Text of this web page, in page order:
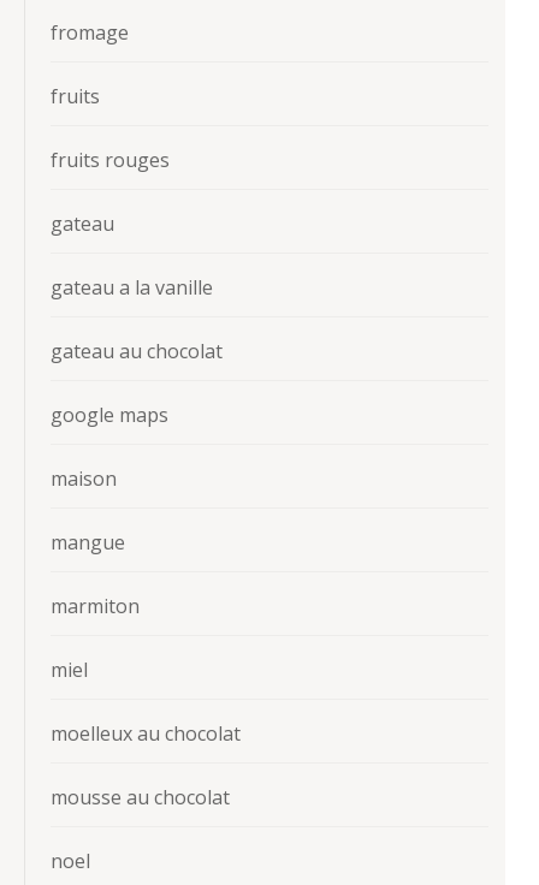
fromage
fruits
fruits rouges
gateau
gateau a la vanille
gateau au chocolat
google maps
maison
mangue
marmiton
miel
moelleux au chocolat
mousse au chocolat
noel